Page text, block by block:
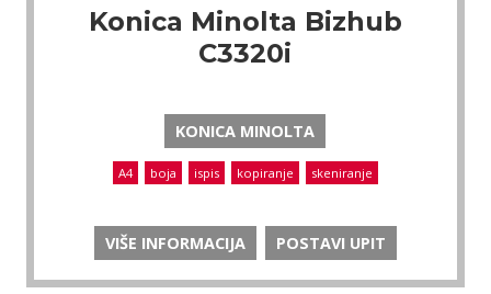
Konica Minolta Bizhub
C3320i
KONICA MINOLTA
A4 boja ispis kopiranje skeniranje
VIŠE INFORMACIJA POSTAVI UPIT